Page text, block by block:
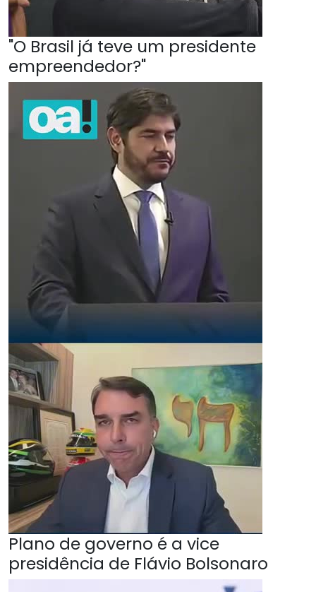
"O Brasil já teve um presidente
empreendedor?"
Plano de governo é a vice
presidência de Flávio Bolsonaro